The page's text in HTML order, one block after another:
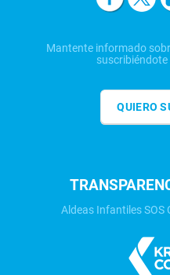
Mantente informado
QUIERO
Aldeas Infantiles SOS